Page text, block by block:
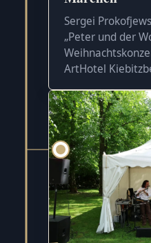
Sergei
„Peter und der
ArtHotel